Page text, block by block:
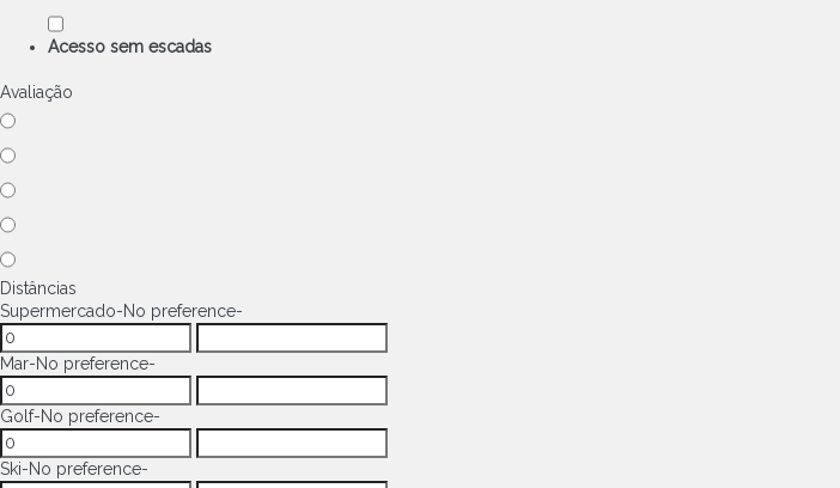
Acesso sem escadas
Avaliação
Distâncias
Supermercado-No preference-
Mar-No preference-
Golf-No preference-
Ski-No preference-